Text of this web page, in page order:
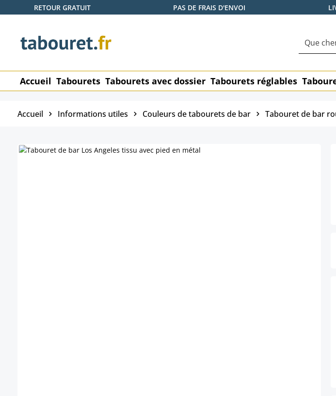
au contenu principal
Passer à la recherche
Passer à la navigation principale
RETOUR GRATUIT PAS DE FRAIS D'ENVOI
Accueil Tabourets Tabourets avec dossier Tabourets réglables
Accueil Informations utiles Couleurs de tabourets de bar Tabouret de bar